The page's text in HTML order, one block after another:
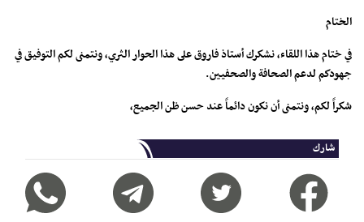
الختام
في ختام هذا اللقاء، نشكرك أستاذ فاروق على هذا الحوار الثري، ونتمنى لكم التوفيق في
جهودكم لدعم الصحافة والصحفيين.
شكراً لكم، ونتمنى أن نكون دائماً عند حسن ظن الجميع،
شارك